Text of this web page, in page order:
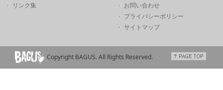
リンク集
お問い合わせ
プライバシーポリシー
サイトマップ
Copyright BAGUS. All Rights Reserved.